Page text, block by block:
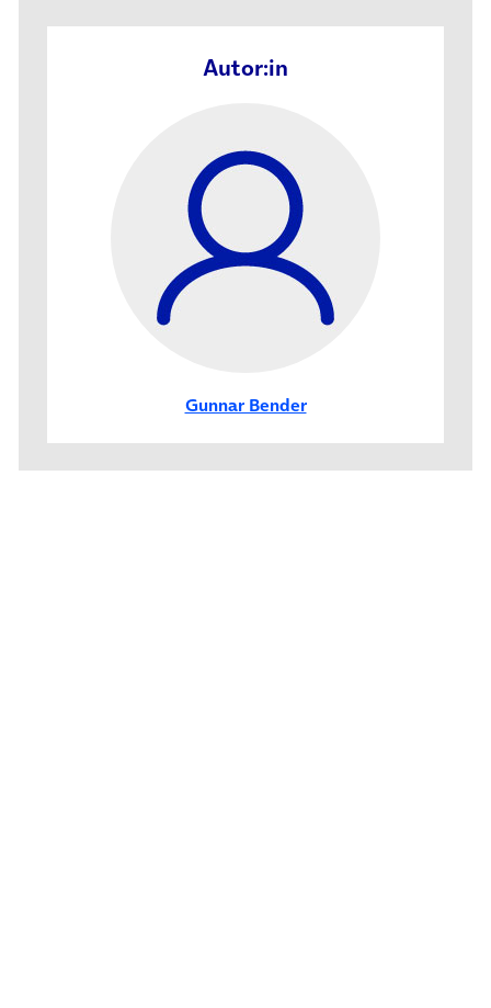
Autor:in
Gunnar Bender